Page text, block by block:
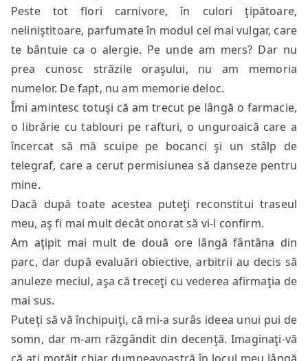
Peste tot flori carnivore, în culori ţipătoare,
neliniştitoare, parfumate în modul cel mai vulgar, care
te bântuie ca o alergie. Pe unde am mers? Dar nu
prea cunosc străzile oraşului, nu am memoria
numelor. De fapt, nu am memorie deloc.
Îmi amintesc totuşi că am trecut pe lângă o farmacie,
o librărie cu tablouri pe rafturi, o unguroaică care a
încercat să mă scuipe pe bocanci şi un stâlp de
telegraf, care a cerut permisiunea să danseze pentru
mine.
Dacă după toate acestea puteţi reconstitui traseul
meu, aş fi mai mult decât onorat să vi-l confirm.
Am aţipit mai mult de două ore lângă fântâna din
parc, dar după evaluări obiective, arbitrii au decis să
anuleze meciul, aşa că treceţi cu vederea afirmaţia de
mai sus.
Puteţi să vă închipuiţi, că mi-a surâs ideea unui pui de
somn, dar m-am răzgândit din decenţă. Imaginaţi-vă